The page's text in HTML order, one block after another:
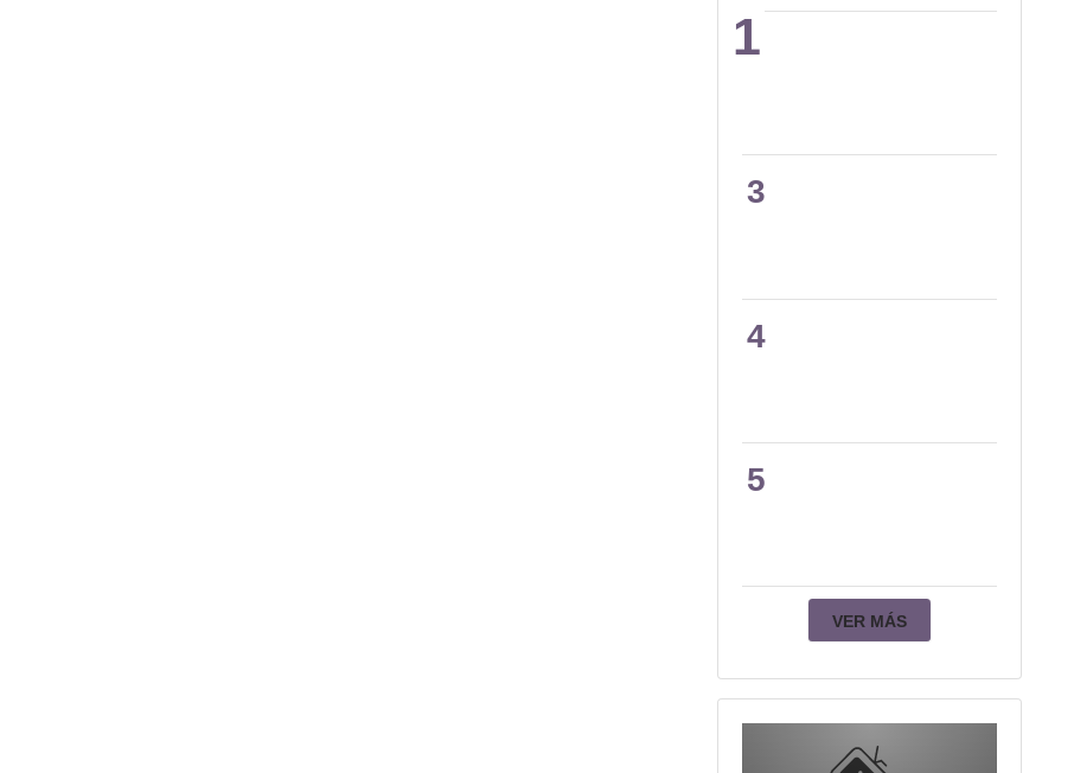
1
2
3
4
5
VER MÁS